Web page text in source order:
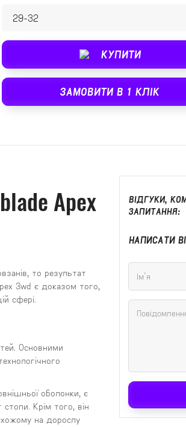
КУПИТИ
ЗАМОВИТИ В 1 КЛІК
Apex
то результат
3wd є доказом того,
сфері.
Основними
оболонки, є
Крім того, він
на дорослу
ВІДГУКИ,
ЗАПИТАННЯ:
НАПИСАТИ